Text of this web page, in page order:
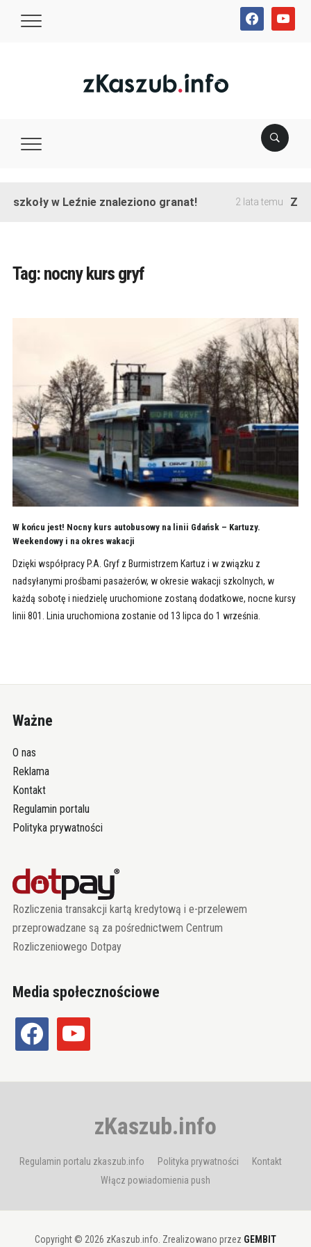
facebookyoutube
szkoły w Leźnie znaleziono granat! 2 lata temu
Tag: nocny kurs gryf
W końcu jest! Nocny kurs autobusowy na linii Gdańsk – Kartuzy.
Weekendowy i na okres wakacji
Dzięki współpracy P.A. Gryf z Burmistrzem Kartuz i w związku z
nadsyłanymi prośbami pasażerów, w okresie wakacji szkolnych, w
każdą sobotę i niedzielę uruchomione zostaną dodatkowe, nocne kursy
linii 801. Linia uruchomiona zostanie od 13 lipca do 1 września.
Ważne
O nas
Reklama
Kontakt
Regulamin portalu
Polityka prywatności
Rozliczenia transakcji kartą kredytową i e-przelewem
przeprowadzane są za pośrednictwem Centrum
Rozliczeniowego Dotpay
Media społecznościowe
facebook youtube
zKaszub.info
Regulamin portalu zkaszub.info Polityka prywatności
Kontakt
Włącz powiadomienia push
Copyright © 2026 zKaszub.info. Zrealizowano przez GEMBIT